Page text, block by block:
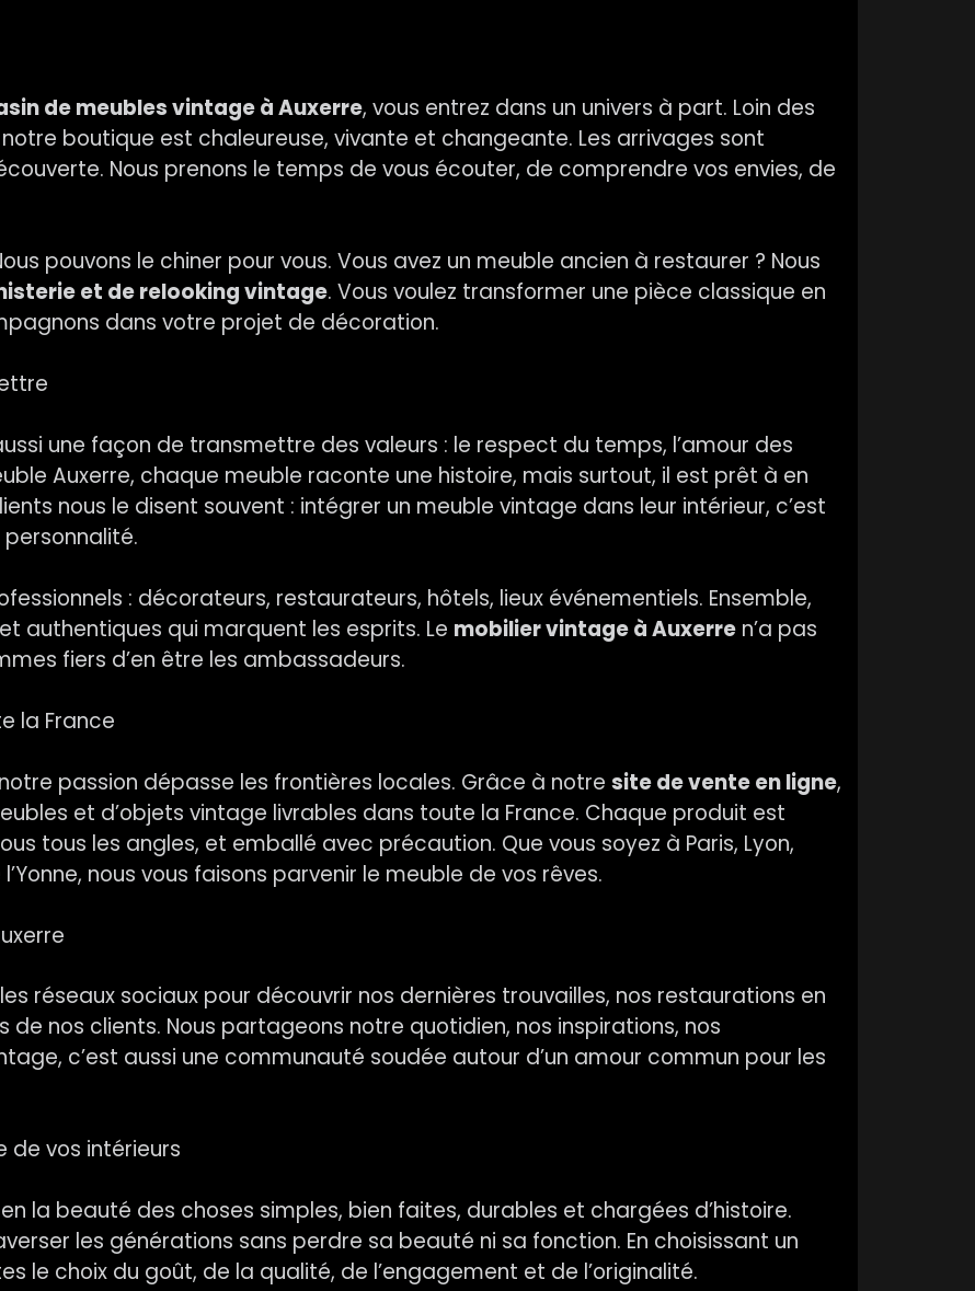
de meubles vintage à Auxerre, vous entrez dans un univers à part. Loin des
boutique est chaleureuse, vivante et changeante. Les arrivages sont
Nous prenons le temps de vous écouter, de comprendre vos envies, de
pouvons le chiner pour vous. Vous avez un meuble ancien à restaurer ? Nous
et de relooking vintage. Vous voulez transformer une pièce classique en
dans votre projet de décoration.
une façon de transmettre des valeurs : le respect du temps, l’amour des
Auxerre, chaque meuble raconte une histoire, mais surtout, il est prêt à en
nous le disent souvent : intégrer un meuble vintage dans leur intérieur, c’est
: décorateurs, restaurateurs, hôtels, lieux événementiels. Ensemble,
authentiques qui marquent les esprits. Le mobilier vintage à Auxerre n’a pas
fiers d’en être les ambassadeurs.
la France
passion dépasse les frontières locales. Grâce à notre site de vente en ligne,
et d’objets vintage livrables dans toute la France. Chaque produit est
tous les angles, et emballé avec précaution. Que vous soyez à Paris, Lyon,
nous vous faisons parvenir le meuble de vos rêves.
réseaux sociaux pour découvrir nos dernières trouvailles, nos restaurations en
nos clients. Nous partageons notre quotidien, nos inspirations, nos
c’est aussi une communauté soudée autour d’un amour commun pour les
de vos intérieurs
la beauté des choses simples, bien faites, durables et chargées d’histoire.
les générations sans perdre sa beauté ni sa fonction. En choisissant un
le choix du goût, de la qualité, de l’engagement et de l’originalité.